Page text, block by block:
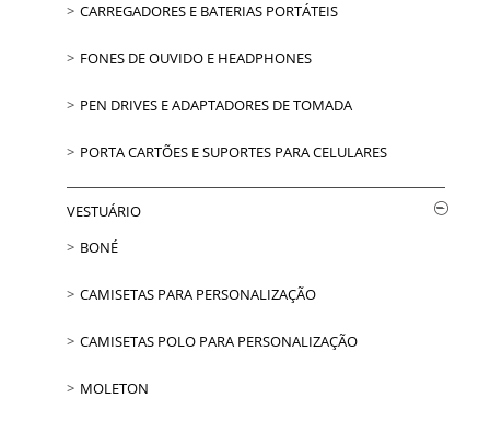
CARREGADORES E BATERIAS PORTÁTEIS
FONES DE OUVIDO E HEADPHONES
PEN DRIVES E ADAPTADORES DE TOMADA
PORTA CARTÕES E SUPORTES PARA CELULARES
VESTUÁRIO
BONÉ
CAMISETAS PARA PERSONALIZAÇÃO
CAMISETAS POLO PARA PERSONALIZAÇÃO
MOLETON